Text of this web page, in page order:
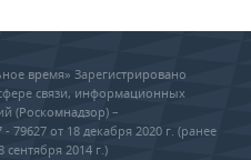
время» Зарегистрировано
связи, информационных
(Роскомнадзор) –
от 18 декабря 2020 г. (ранее
2014 г.)